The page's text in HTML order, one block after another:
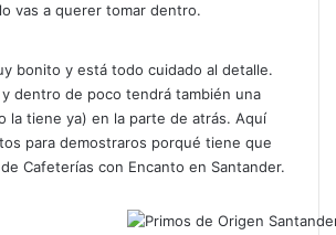
vas a querer tomar dentro.
bonito y está todo cuidado al detalle.
dentro de poco tendrá también una
la tiene ya) en la parte de atrás. Aquí
para demostraros porqué tiene que
Cafeterías con Encanto en Santander.